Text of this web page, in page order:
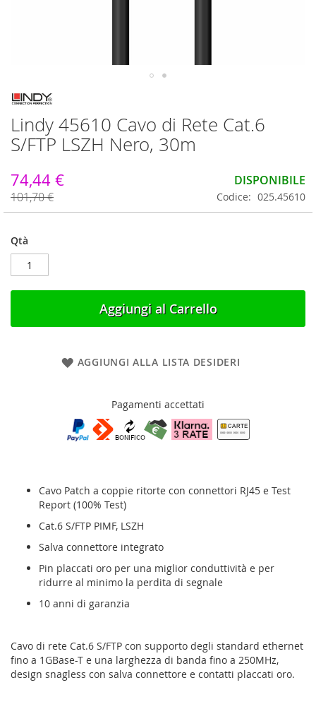
Vai
all'inizio
della
galleria
di
Lindy 45610 Cavo di Rete Cat.6
S/FTP LSZH Nero, 30m
74,44 €
101,70 €
DISPONIBILE
Codice 025.45610
Qtà
Aggiungi al Carrello
AGGIUNGI ALLA LISTA DESIDERI
Pagamenti accettati
Cavo Patch a coppie ritorte con connettori RJ45 e Test
Report (100% Test)
Cat.6 S/FTP PIMF, LSZH
Salva connettore integrato
Pin placcati oro per una miglior conduttività e per
ridurre al minimo la perdita di segnale
10 anni di garanzia
Cavo di rete Cat.6 S/FTP con supporto degli standard ethernet
fino a 1GBase-T e una larghezza di banda fino a 250MHz,
design snagless con salva connettore e contatti placcati oro.